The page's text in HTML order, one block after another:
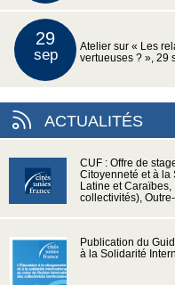
29
sep
Atelier sur « Les
vertueuses ? », 29
ACTUALITÉS
CUF : Offre de
Citoyenneté et à la
Latine et
collectivités),
Publication du
à la Solidarité